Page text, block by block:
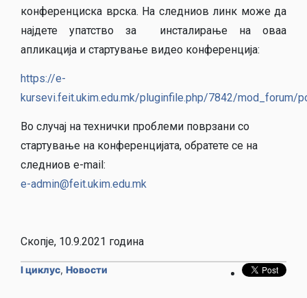
конференциска врска. На следниов линк може да
најдете упатство за инсталирање на оваа
апликација и стартување видео конференција:
https://e-
kursevi.feit.ukim.edu.mk/pluginfile.php/7842/mod_forum/
Во случај на технички проблеми поврзани со
стартување на конференцијата, обратете се на
следниов e-mail:
e-admin@feit.ukim.edu.mk
Скопје, 10.9.2021 година
I циклус, Новости